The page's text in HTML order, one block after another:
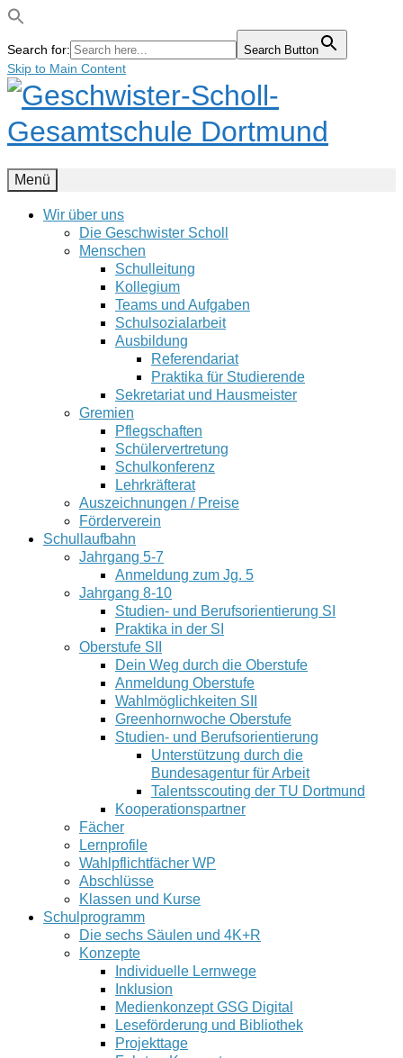
Search for: Search Button
Skip to Main Content
Menü
Wir über uns
Die Geschwister Scholl
Menschen
Schulleitung
Kollegium
Teams und Aufgaben
Schulsozialarbeit
Ausbildung
Referendariat
Praktika für Studierende
Sekretariat und Hausmeister
Gremien
Pflegschaften
Schülervertretung
Schulkonferenz
Lehrkräfterat
Auszeichnungen / Preise
Förderverein
Schullaufbahn
Jahrgang 5-7
Anmeldung zum Jg. 5
Jahrgang 8-10
Studien- und Berufsorientierung SI
Praktika in der SI
Oberstufe SII
Dein Weg durch die Oberstufe
Anmeldung Oberstufe
Wahlmöglichkeiten SII
Greenhornwoche Oberstufe
Studien- und Berufsorientierung
Unterstützung durch die
Bundesagentur für Arbeit
Talentsscouting der TU Dortmund
Kooperationspartner
Fächer
Lernprofile
Wahlpflichtfächer WP
Abschlüsse
Klassen und Kurse
Schulprogramm
Die sechs Säulen und 4K+R
Konzepte
Individuelle Lernwege
Inklusion
Medienkonzept GSG Digital
Leseförderung und Bibliothek
Projekttage